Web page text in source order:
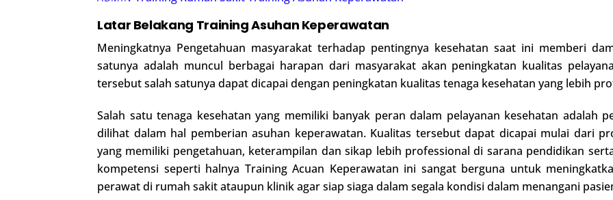
Latar Belakang Training Asuhan Keperawatan
Meningkatnya Pengetahuan masyarakat terhadap pentingnya kesehatan saat ini memberi
satunya adalah muncul berbagai harapan dari masyarakat akan peningkatan kualitas
tersebut salah satunya dapat dicapai dengan peningkatan kualitas tenaga kesehatan yang lebih
Salah satu tenaga kesehatan yang memiliki banyak peran dalam pelayanan kesehatan adalah
dilihat dalam hal pemberian asuhan keperawatan. Kualitas tersebut dapat dicapai mulai dari
yang memiliki pengetahuan, keterampilan dan sikap lebih professional di sarana pendidikan
kompetensi seperti halnya Training Acuan Keperawatan ini sangat berguna untuk
perawat di rumah sakit ataupun klinik agar siap siaga dalam segala kondisi dalam menangani